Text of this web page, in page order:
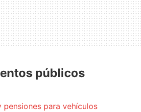
públicos
pensiones para vehículos